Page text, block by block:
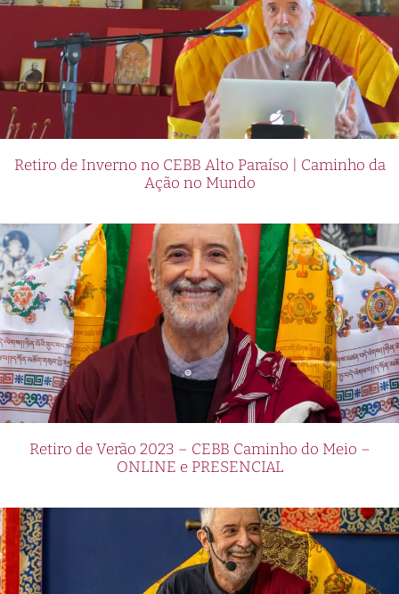
Retiro de Inverno no CEBB Alto Paraíso | Caminho da
Ação no Mundo
Retiro de Verão 2023 – CEBB Caminho do Meio –
ONLINE e PRESENCIAL